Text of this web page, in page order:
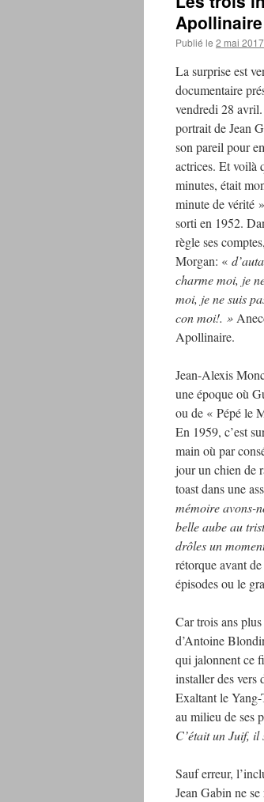
Apollinaire
Publié le 2 mai 2017
La surprise est
documentaire
vendredi 28
portrait de Jean
son pareil pour
actrices. Et voilà
minutes, était
minute de vérité
sorti en 1952.
règle ses
Morgan: «
charme moi, je
moi, je ne suis
con moi!. »
Apollinaire.
Jean-Alexis
une époque où
ou de « Pépé le
En 1959, c’est
main où par
jour un chien de
toast dans une
mémoire avons-
belle aube au
drôles un
rétorque avant de
épisodes ou le
Car trois ans
d’Antoine
qui jalonnent ce
installer des
Exaltant le
au milieu de ses
C’était un Juif, il
Sauf erreur,
Jean Gabin ne